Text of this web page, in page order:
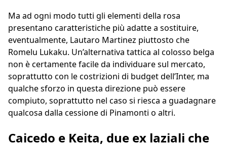
Ma ad ogni modo tutti gli elementi della rosa
presentano caratteristiche più adatte a sostituire,
eventualmente, Lautaro Martinez piuttosto che
Romelu Lukaku. Un’alternativa tattica al colosso belga
non è certamente facile da individuare sul mercato,
soprattutto con le costrizioni di budget dell’Inter, ma
qualche sforzo in questa direzione può essere
compiuto, soprattutto nel caso si riesca a guadagnare
qualcosa dalla cessione di Pinamonti o altri.
Caicedo e Keita, due ex laziali che